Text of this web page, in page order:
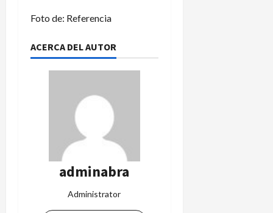
Foto de: Referencia
ACERCA DEL AUTOR
adminabra
Administrator